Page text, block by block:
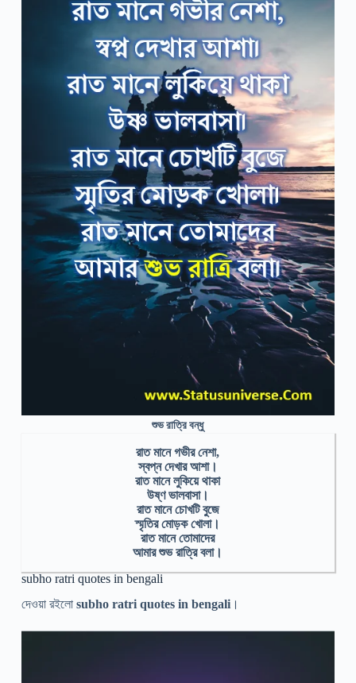
শুভ রাত্রি বন্ধু
রাত মানে গভীর নেশা,
স্বপ্ন দেখার আশা।
রাত মানে লুকিয়ে থাকা
উষ্ণ ভালবাসা।
রাত মানে চোখটি বুজে
স্মৃতির মোড়ক খোলা।
রাত মানে তোমাদের
আমার শুভ রাত্রি বলা।
subho ratri quotes in bengali
দেওয়া রইলো subho ratri quotes in bengali।